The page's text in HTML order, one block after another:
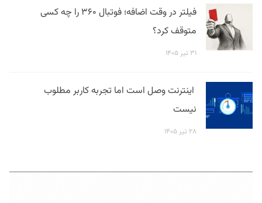
فیلتر در وقت اضافه؛ فوتبال ۳۶۰ را چه کسی
متوقف کرد؟
۳۱ تیر ۱۴۰۵
اینترنت وصل است اما تجربه کاربر مطلوب
نیست
۲۸ تیر ۱۴۰۵